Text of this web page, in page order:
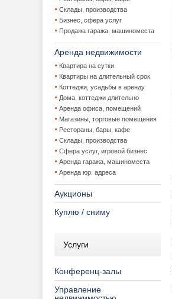
Склады, производства
Бизнес, сфера услуг
Продажа гаража, машиноместа
Аренда недвижимости
Квартира на сутки
Квартиры на длительный срок
Коттеджи, усадьбы в аренду
Дома, коттеджи длительно
Аренда офиса, помещений
Магазины, торговые помещения
Рестораны, бары, кафе
Склады, производства
Сфера услуг, игровой бизнес
Аренда гаража, машиноместа
Аренда юр. адреса
Аукционы
Куплю / сниму
Услуги
Конференц-залы
Управление